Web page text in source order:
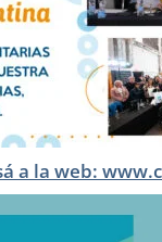
a la web: